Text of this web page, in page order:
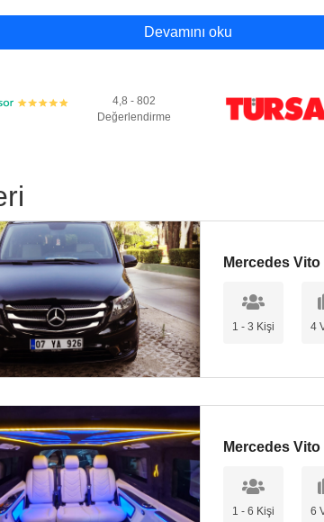
transfer süresi ne kadardır?
Alanya Beach'e nasıl gidilir?
Alanya Beach'eulaşmak için Agathon Travel ile
süredeJustiniano Club Alanya Beach'e
araçlarını tercih edebilirsiniz.
için daha hızlı bir seçenek arıyorsanız taksi
Alanya Beach'etaksi, otele ulaşmak için en hızlı
Club Alanya Beach'etransfer için en hızlı ve
Devamını oku
4,8 - 802
Değerlendirme
Mercedes Vito
1 - 3 Kişi 4
Mercedes Vito
1 - 6 Kişi 6